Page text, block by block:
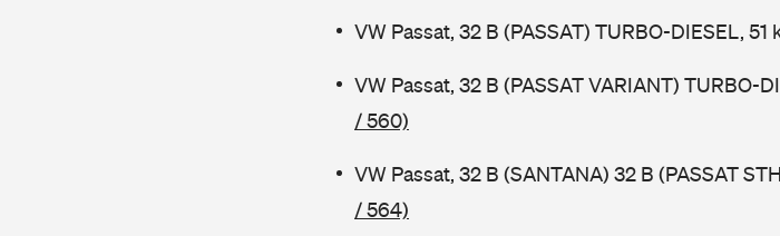
VW Passat, 32 B (PASSAT) TURBO-DIESEL, 51
VW Passat, 32 B (PASSAT VARIANT) TURBO-
/ 560)
VW Passat, 32 B (SANTANA) 32 B (PASSAT
/ 564)